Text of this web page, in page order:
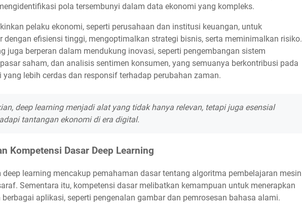
pola tersembunyi dalam data ekonomi yang kompleks.
pelaku ekonomi, seperti perusahaan dan institusi keuangan, untuk
dengan efisiensi tinggi, mengoptimalkan strategi bisnis, serta meminimalkan risiko.
juga berperan dalam mendukung inovasi, seperti pengembangan sistem
saham, dan analisis sentimen konsumen, yang semuanya berkontribusi pada
lebih cerdas dan responsif terhadap perubahan zaman.
deep learning menjadi alat yang tidak hanya relevan, tetapi juga esensial
tantangan ekonomi di era digital.
Kompetensi Dasar Deep Learning
learning mencakup pemahaman dasar tentang algoritma pembelajaran mesin
Sementara itu, kompetensi dasar melibatkan kemampuan untuk menerapkan
aplikasi, seperti pengenalan gambar dan pemrosesan bahasa alami.